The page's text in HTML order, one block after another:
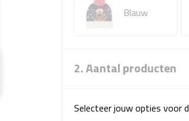
Blauw
2. Aantal producten
Selecteer jouw opties voor